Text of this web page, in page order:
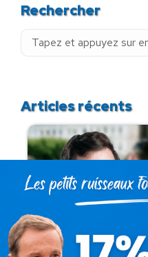
Rechercher
Recherche
Articles récents
Présomption de